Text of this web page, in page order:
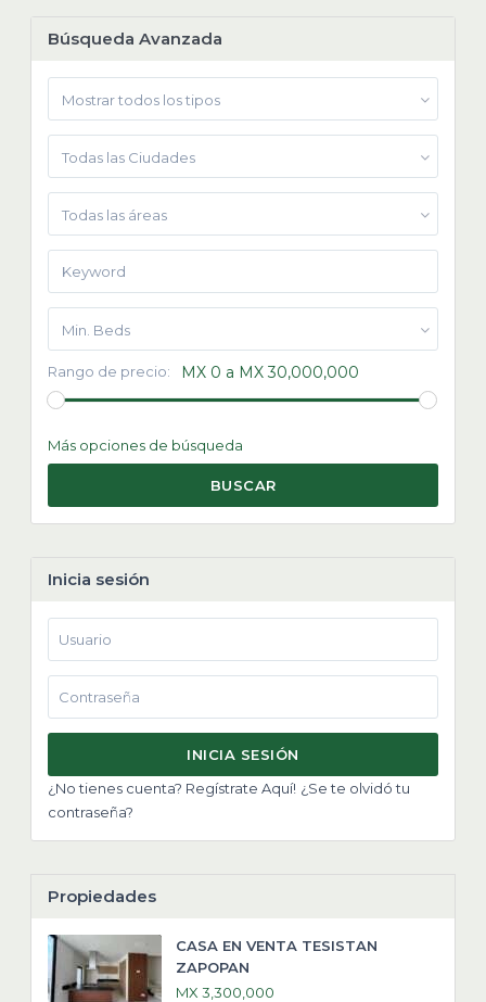
Búsqueda Avanzada
Mostrar todos los tipos
Todas las Ciudades
Todas las áreas
Min. Beds
Rango de precio: MX 0 a MX 30,000,000
Más opciones de búsqueda
BUSCAR
Inicia sesión
INICIA SESIÓN
¿No tienes cuenta? Regístrate Aquí! ¿Se te olvidó tu
contraseña?
Propiedades
CASA EN VENTA TESISTAN
ZAPOPAN
MX 3,300,000